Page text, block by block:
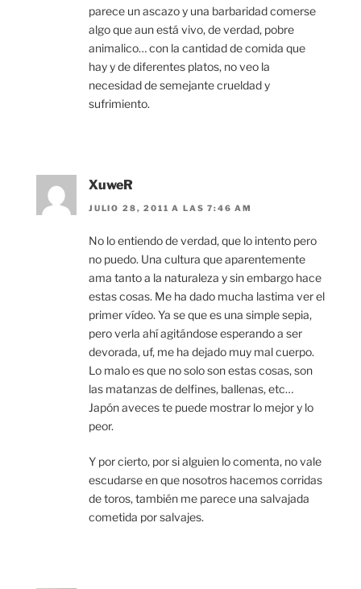
parece un ascazo y una barbaridad comerse
algo que aun está vivo, de verdad, pobre
animalico… con la cantidad de comida que
hay y de diferentes platos, no veo la
necesidad de semejante crueldad y
sufrimiento.
XuweR
JULIO 28, 2011 A LAS 7:46 AM
No lo entiendo de verdad, que lo intento pero
no puedo. Una cultura que aparentemente
ama tanto a la naturaleza y sin embargo hace
estas cosas. Me ha dado mucha lastima ver el
primer vídeo. Ya se que es una simple sepia,
pero verla ahí agitándose esperando a ser
devorada, uf, me ha dejado muy mal cuerpo.
Lo malo es que no solo son estas cosas, son
las matanzas de delfines, ballenas, etc…
Japón aveces te puede mostrar lo mejor y lo
peor.
Y por cierto, por si alguien lo comenta, no vale
escudarse en que nosotros hacemos corridas
de toros, también me parece una salvajada
cometida por salvajes.